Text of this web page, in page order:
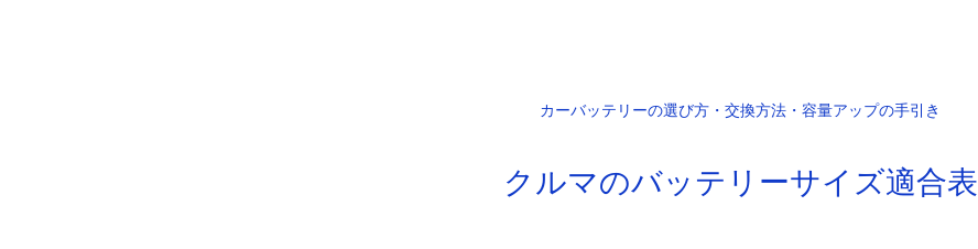
カーバッテリーの選び方・交換方法・容量アップの手引き
クルマのバッテリーサイズ適合表